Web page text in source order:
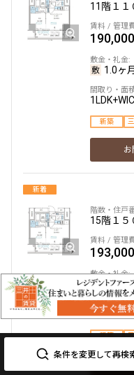
条件を変更して再検
11階１１
1.0ヶ月
1LDK+WIC
新築
お
新着
15階１５
1.0ヶ
1LDK+WIC
新築